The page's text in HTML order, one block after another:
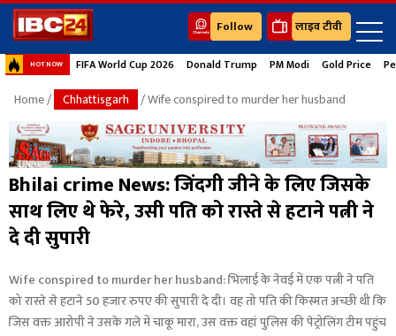
Follow लाइव टीवी
HOT NOW FIFA World Cup 2026 Donald Trump PM Modi Gold Price
Home/ Chhattisgarh / Wife conspired to murder her husband
Bhilai crime News: जिंदगी जीने के लिए जिसके
साथ लिए थे फेरे, उसी पति को रास्ते से हटाने पत्नी ने
दे दी सुपारी
Wife conspired to murder her husband: भिलाई के नेवई में एक पत्नी ने पति
को रास्ते से हटाने 50 हजार रुपए की सुपारी दे दी। वह तो पति की किस्मत अच्छी थी कि
जिस वक्त आरोपी ने उसके गले में चाकू मारा, उस वक्त वहां पुलिस की पेट्रोलिंग टीम पहुंच